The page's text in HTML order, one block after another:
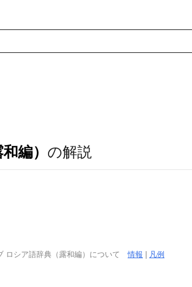
編） の解説
ロシア語辞典（露和編）について情報 凡例